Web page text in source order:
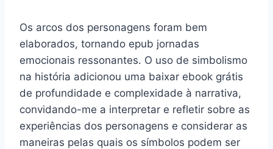
Os arcos dos personagens foram bem
elaborados, tornando epub jornadas
emocionais ressonantes. O uso de simbolismo
na história adicionou uma baixar ebook grátis
de profundidade e complexidade à narrativa,
convidando-me a interpretar e refletir sobre as
experiências dos personagens e considerar as
maneiras pelas quais os símbolos podem ser